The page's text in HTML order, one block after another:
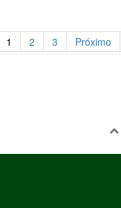
1 2 3 Próximo